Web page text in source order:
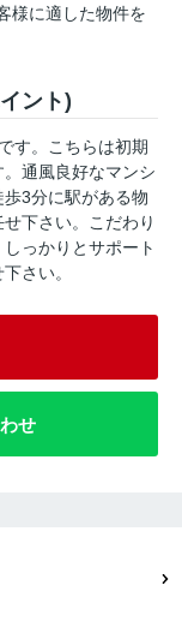
様に適した物件を
ント)
す。こちらは初期
通風良好なマンシ
3分に駅がある物
下さい。こだわり
っかりとサポート
さい。
せ